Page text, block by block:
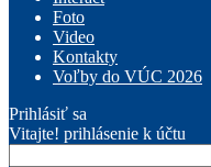
Foto
Video
Kontakty
Voľby do VÚC 2026
Prihlásiť sa
Vitajte! prihlásenie k účtu